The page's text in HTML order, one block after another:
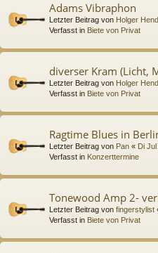
Adams Vibraphon
Letzter Beitrag von Holger
Verfasst in Biete von Privat
diverser Kram (Licht,
Letzter Beitrag von Holger
Verfasst in Biete von Privat
Ragtime Blues in
Letzter Beitrag von Pan « Di
Verfasst in Konzerttermine
Tonewood Amp 2-
Letzter Beitrag von fingerstylist
Verfasst in Biete von Privat